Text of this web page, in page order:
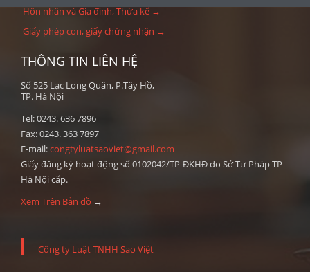
Hôn nhân và Gia đình, Thừa kế →
Giấy phép con, giấy chứng nhận →
THÔNG TIN LIÊN HỆ
Số 525 Lạc Long Quân, P.Tây Hồ,
TP. Hà Nội
Tel: 0243. 636 7896
Fax: 0243. 363 7897
E-mail:congtyluatsaoviet@gmail.com
Giấy đăng ký hoạt động số 0102042/TP-ĐKHĐ do Sở Tư Pháp TP
Hà Nội cấp.
Xem Trên Bản đồ →
Công ty Luật TNHH Sao Việt